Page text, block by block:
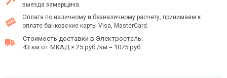
выезда замерщика.
Оплата по наличному и безналичному расчету, принимаем к
оплате банковские карты Visa, MasterCard.
Стоимость доставки в Электросталь:
43 км от МКАД × 25 руб./км = 1075 руб.